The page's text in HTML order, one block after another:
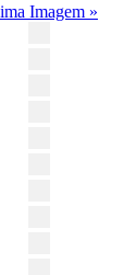
Imagem »